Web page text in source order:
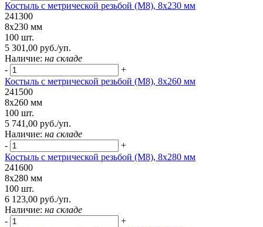
Костыль с метрической резьбой (М8), 8х230 мм
241300
8х230 мм
100 шт.
5 301,00 руб./уп.
Наличие: на складе
-
+
Костыль с метрической резьбой (М8), 8х260 мм
241500
8х260 мм
100 шт.
5 741,00 руб./уп.
Наличие: на складе
-
+
Костыль с метрической резьбой (М8), 8х280 мм
241600
8х280 мм
100 шт.
6 123,00 руб./уп.
Наличие: на складе
-
+